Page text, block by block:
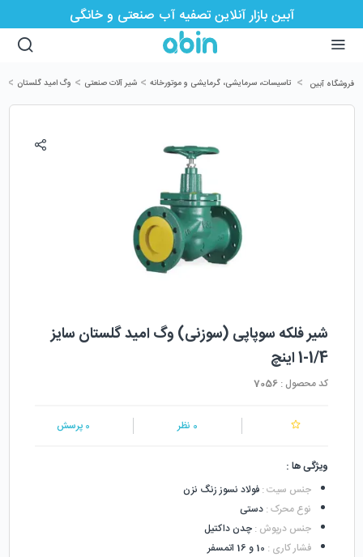
آبین بازار آنلاین تصفیه آب صنعتی و خانگی
فروشگاه آبین > تاسیسات، سرمایشی، گرمایشی و موتورخانه > شیر آلات صنعتی > وگ امید گلستان >
شیر فلکه سوپاپی (سوزنی) وگ امید گلستان سایز
1/4-1 اینچ
کد محصول : 7056
0 نظر 0 پرسش
ویژگی ها :
جنس سیت: فولاد نسوز زنگ نزن
نوع محرک: دستی
جنس درپوش : چدن داکتیل
فشار کاری : 10 و 16 اتمسفر